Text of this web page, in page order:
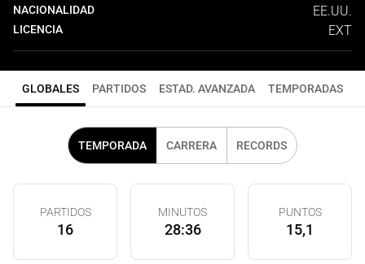
NACIONALIDAD EE.UU.
LICENCIA EXT
GLOBALES PARTIDOS ESTAD. AVANZADA TEMPORADAS
TEMPORADA CARRERA RECORDS
PARTIDOS
16
MINUTOS
28:36
PUNTOS
15,1